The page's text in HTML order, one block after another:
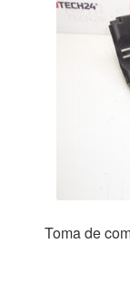
Toma de